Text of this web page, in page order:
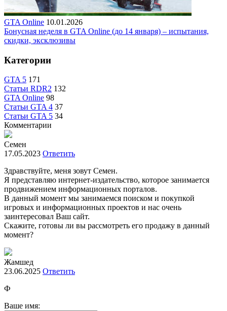
GTA Online 10.01.2026
Бонусная неделя в GTA Online (до 14 января) – испытания,
скидки, эксклюзивы
Категории
GTA 5 171
Статьи RDR2 132
GTA Online 98
Статьи GTA 4 37
Статьи GTA 5 34
Комментарии
Семен
17.05.2023 Ответить
Здравствуйте, меня зовут Семен.
Я представляю интернет-издательство, которое занимается
продвижением информационных порталов.
В данный момент мы занимаемся поиском и покупкой
игровых и информационных проектов и нас очень
заинтересовал Ваш сайт.
Скажите, готовы ли вы рассмотреть его продажу в данный
момент?
Жамшед
23.06.2025 Ответить
Ф
Ваше имя: